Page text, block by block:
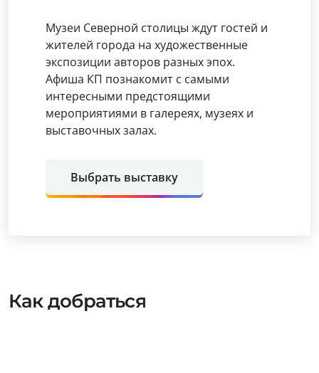
Музеи Северной столицы ждут гостей и
жителей города на художественные
экспозиции авторов разных эпох.
Афиша КП познакомит с самыми
интересными предстоящими
мероприятиями в галереях, музеях и
выставочных залах.
Выбрать выставку
Как добраться